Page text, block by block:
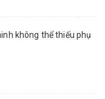
không thể thiếu phụ